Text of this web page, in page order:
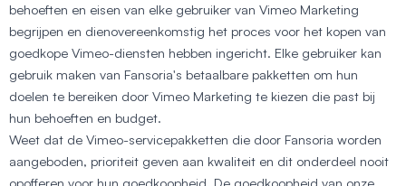
behoeften en eisen van elke gebruiker van Vimeo Marketing
begrijpen en dienovereenkomstig het proces voor het kopen van
goedkope Vimeo-diensten hebben ingericht. Elke gebruiker kan
gebruik maken van Fansoria's betaalbare pakketten om hun
doelen te bereiken door Vimeo Marketing te kiezen die past bij
hun behoeften en budget.
Weet dat de Vimeo-servicepakketten die door Fansoria worden
aangeboden, prioriteit geven aan kwaliteit en dit onderdeel nooit